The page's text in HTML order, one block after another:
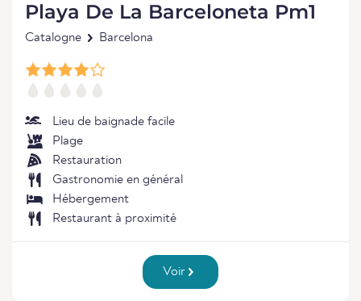
Playa De La Barceloneta Pm1
Catalogne Barcelona
Lieu de baignade facile
Plage
Restauration
Gastronomie en général
Hébergement
Restaurant à proximité
Voir